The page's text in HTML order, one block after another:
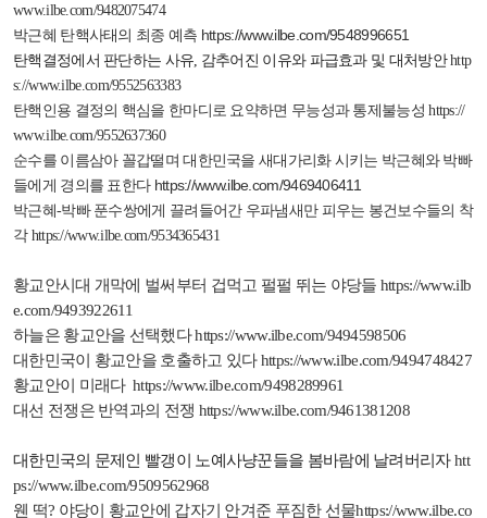
www.ilbe.com/9482075474
박근혜 탄핵사태의 최종 예측 https://www.ilbe.com/9548996651
탄핵결정에서 판단하는 사유, 감추어진 이유와 파급효과 및 대처방안 http
s://www.ilbe.com/9552563383
탄핵인용 결정의 핵심을 한마디로 요약하면 무능성과 통제불능성 https://
www.ilbe.com/9552637360
순수를 이름삼아 꼴갑떨며 대한민국을 새대가리화 시키는 박근혜와 박빠
들에게 경의를 표한다 https://www.ilbe.com/9469406411
박근혜-박빠 푼수쌍에게 끌려들어간 우파냄새만 피우는 봉건보수들의 착
각 https://www.ilbe.com/9534365431
황교안시대 개막에 벌써부터 겁먹고 펄펄 뛰는 야당들 https://www.ilb
e.com/9493922611
하늘은 황교안을 선택했다 https://www.ilbe.com/9494598506
대한민국이 황교안을 호출하고 있다 https://www.ilbe.com/9494748427
황교안이 미래다 https://www.ilbe.com/9498289961
대선 전쟁은 반역과의 전쟁 https://www.ilbe.com/9461381208
대한민국의 문제인 빨갱이 노예사냥꾼들을 봄바람에 날려버리자 htt
ps://www.ilbe.com/9509562968
웬 떡? 야당이 황교안에 갑자기 안겨준 푸짐한 선물https://www.ilbe.co